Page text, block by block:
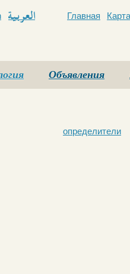
Главная
Объявления
определители